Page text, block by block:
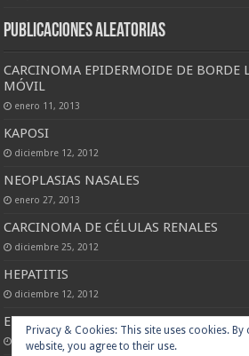
Publicaciones Aleatorias
CARCINOMA EPIDERMOIDE DE BORDE
MÓVIL
enero 11, 2013
KAPOSI
diciembre 12, 2012
NEOPLASIAS NASALES
enero 27, 2013
CARCINOMA DE CÉLULAS RENALES
diciembre 25, 2012
HEPATITIS
diciembre 12, 2012
ERITEMA PALMAR HEREDITARIO DE
enero 12, 2013
Privacy & Cookies: This site uses cookies.
website, you agree to their use.